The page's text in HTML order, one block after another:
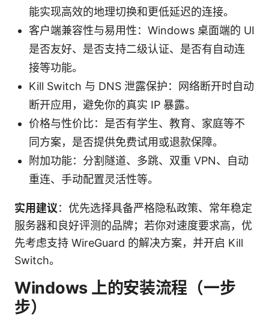
能实现高效的地理切换和更低延迟的连接。
客户端兼容性与易用性：Windows 桌面端的 UI
是否友好、是否支持二级认证、是否有自动连
接等功能。
Kill Switch 与 DNS 泄露保护：网络断开时自动
断开应用，避免你的真实 IP 暴露。
价格与性价比：是否有学生、教育、家庭等不
同方案，是否提供免费试用或退款保障。
附加功能：分割隧道、多跳、双重 VPN、自动
重连、手动配置灵活性等。
实用建议：优先选择具备严格隐私政策、常年稳定
服务器和良好评测的品牌；若你对速度要求高，优
先考虑支持 WireGuard 的解决方案，并开启 Kill
Switch。
Windows 上的安装流程（一步
步）